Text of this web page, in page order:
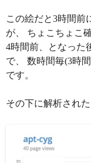
この絵だと3時間前
が、 ちょこちょこ
4時間前、となった
で、 数時間毎(3時
です。
その下に解析され